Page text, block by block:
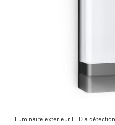
Luminaire extérieur LED à détection